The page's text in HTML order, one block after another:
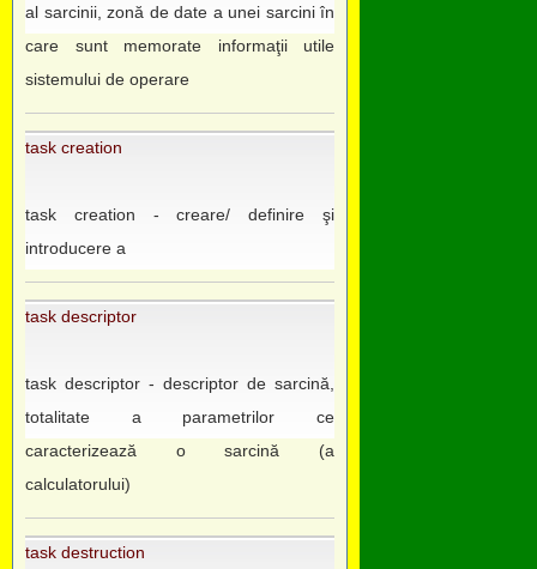
al sarcinii, zonă de date a unei sarcini în
care sunt memorate informaţii utile
sistemului de operare
task creation
task creation - creare/ definire şi
introducere a
task descriptor
task descriptor - descriptor de sarcină,
totalitate a parametrilor ce
caracterizează o sarcină (a
calculatorului)
task destruction